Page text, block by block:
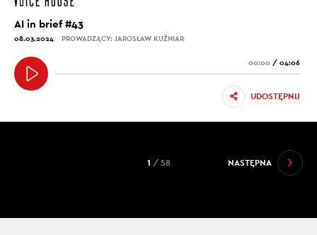
AI in brief #43
08.03.2024 PROWADZĄCY: JAROSŁAW KUŹNIAR
00:00 / 04:06
UDOSTĘPNIJ
NASTĘPNA
1 / 58